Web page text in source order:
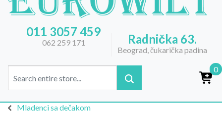
011 3057 459
062 259 171 Radnička 63.
Beograd, čukarička padina
0
Mladenci sa dečakom